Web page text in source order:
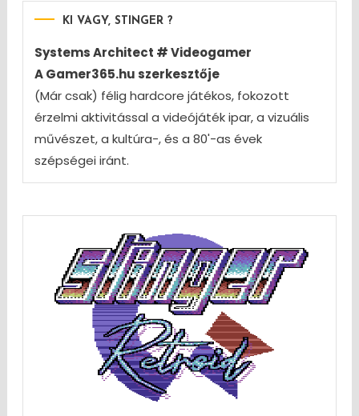
KI VAGY, STINGER ?
Systems Architect # Videogamer
A Gamer365.hu szerkesztője
(Már csak) félig hardcore játékos, fokozott
érzelmi aktivitással a videójáték ipar, a vizuális
művészet, a kultúra-, és a 80'-as évek
szépségei iránt.